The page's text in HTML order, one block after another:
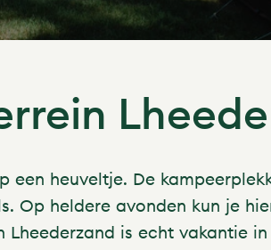
een heuveltje. De
Op heldere avonden kun je
is echt vakantie